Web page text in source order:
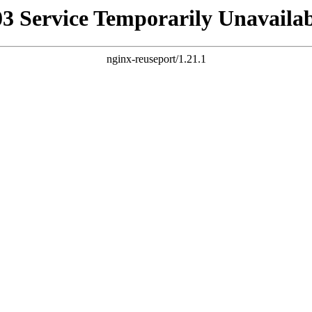
Service Temporarily
nginx-reuseport/1.21.1